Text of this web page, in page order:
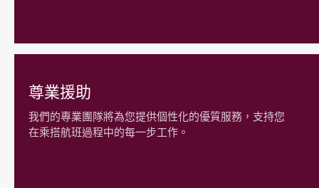
尊業援助
我們的專業團隊將為您提供個性化的優質服務，支持您
在乘搭航班過程中的每一步工作。